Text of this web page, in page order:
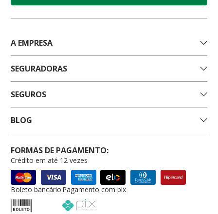
A EMPRESA
SEGURADORAS
SEGUROS
BLOG
FORMAS DE PAGAMENTO:
Crédito em até 12 vezes
Boleto bancário Pagamento com pix